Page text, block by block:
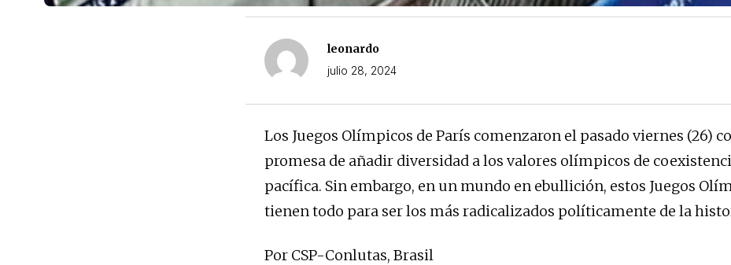
leonardo
julio 28, 2024
Los Juegos Olímpicos de París comenzaron el pasado viernes (26)
promesa de añadir diversidad a los valores olímpicos de
pacífica. Sin embargo, en un mundo en ebullición, estos Juegos
tienen todo para ser los más radicalizados políticamente de la
Por CSP-Conlutas, Brasil